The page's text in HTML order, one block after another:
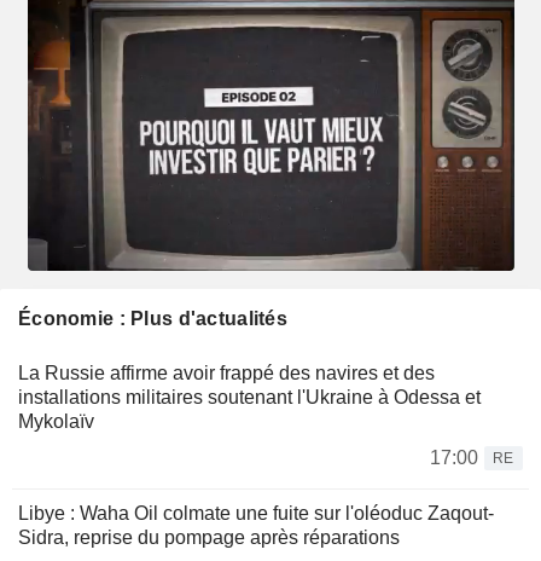
Économie : Plus d'actualités
La Russie affirme avoir frappé des navires et des
installations militaires soutenant l'Ukraine à Odessa et
Mykolaïv
17:00
RE
Libye : Waha Oil colmate une fuite sur l'oléoduc Zaqout-
Sidra, reprise du pompage après réparations